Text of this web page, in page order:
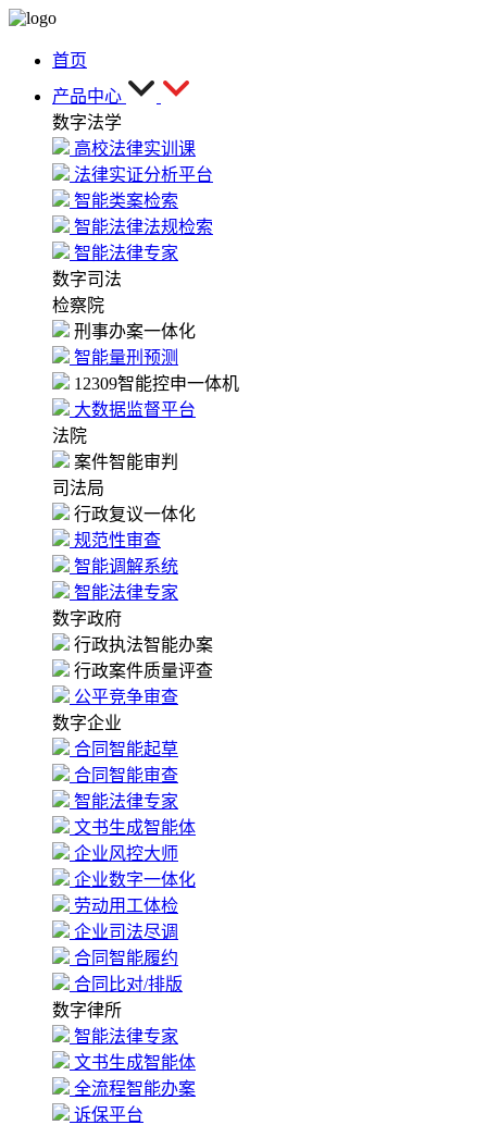
首页
产品中心
数字法学
高校法律实训课
法律实证分析平台
智能类案检索
智能法律法规检索
智能法律专家
数字司法
检察院
刑事办案一体化
智能量刑预测
12309智能控申一体机
大数据监督平台
法院
案件智能审判
司法局
行政复议一体化
规范性审查
智能调解系统
智能法律专家
数字政府
行政执法智能办案
行政案件质量评查
公平竞争审查
数字企业
合同智能起草
合同智能审查
智能法律专家
文书生成智能体
企业风控大师
企业数字一体化
劳动用工体检
企业司法尽调
合同智能履约
合同比对/排版
数字律所
智能法律专家
文书生成智能体
全流程智能办案
诉保平台